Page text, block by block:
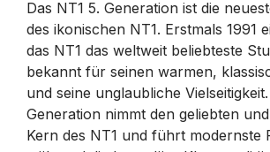
Das NT1 5. Generation ist die
des ikonischen NT1. Erstmals 1991
das NT1 das weltweit beliebteste
bekannt für seinen warmen,
und seine unglaubliche
Generation nimmt den geliebten
Kern des NT1 und führt modernste